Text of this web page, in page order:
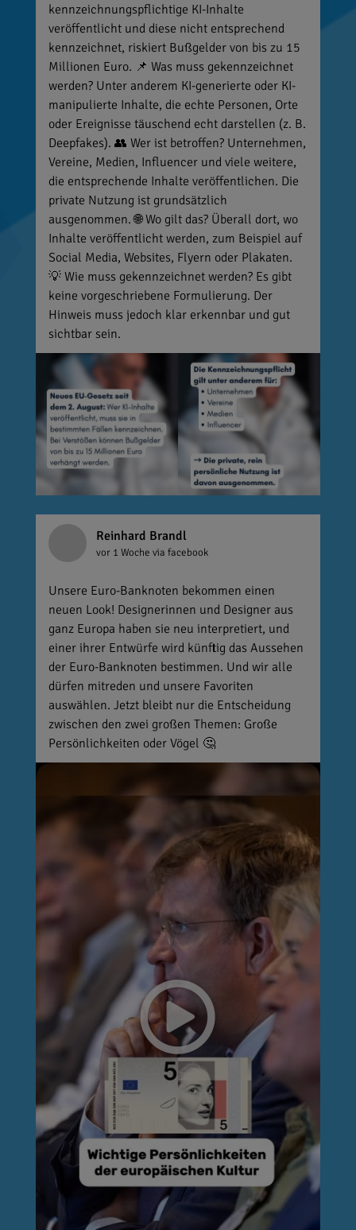
kennzeichnungspflichtige KI-Inhalte
veröffentlicht und diese nicht entsprechend
kennzeichnet, riskiert Bußgelder von bis zu 15
Millionen Euro. 📌 Was muss gekennzeichnet
werden? Unter anderem KI-generierte oder KI-
manipulierte Inhalte, die echte Personen, Orte
oder Ereignisse täuschend echt darstellen (z. B.
Deepfakes). 👥 Wer ist betroffen? Unternehmen,
Vereine, Medien, Influencer und viele weitere,
die entsprechende Inhalte veröffentlichen. Die
private Nutzung ist grundsätzlich
ausgenommen. 🌐 Wo gilt das? Überall dort, wo
Inhalte veröffentlicht werden, zum Beispiel auf
Social Media, Websites, Flyern oder Plakaten.
💡 Wie muss gekennzeichnet werden? Es gibt
keine vorgeschriebene Formulierung. Der
Hinweis muss jedoch klar erkennbar und gut
sichtbar sein.
Reinhard Brandl
vor 1 Woche via facebook
Unsere Euro-Banknoten bekommen einen
neuen Look! Designerinnen und Designer aus
ganz Europa haben sie neu interpretiert, und
einer ihrer Entwürfe wird künftig das Aussehen
der Euro-Banknoten bestimmen. Und wir alle
dürfen mitreden und unsere Favoriten
auswählen. Jetzt bleibt nur die Entscheidung
zwischen den zwei großen Themen: Große
Persönlichkeiten oder Vögel 🤔